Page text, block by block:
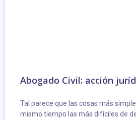
Abogado Civil: acción
Tal parece que las cosas más
mismo tiempo las más difíciles de